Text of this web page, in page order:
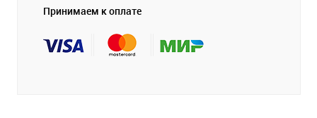
Принимаем к оплате